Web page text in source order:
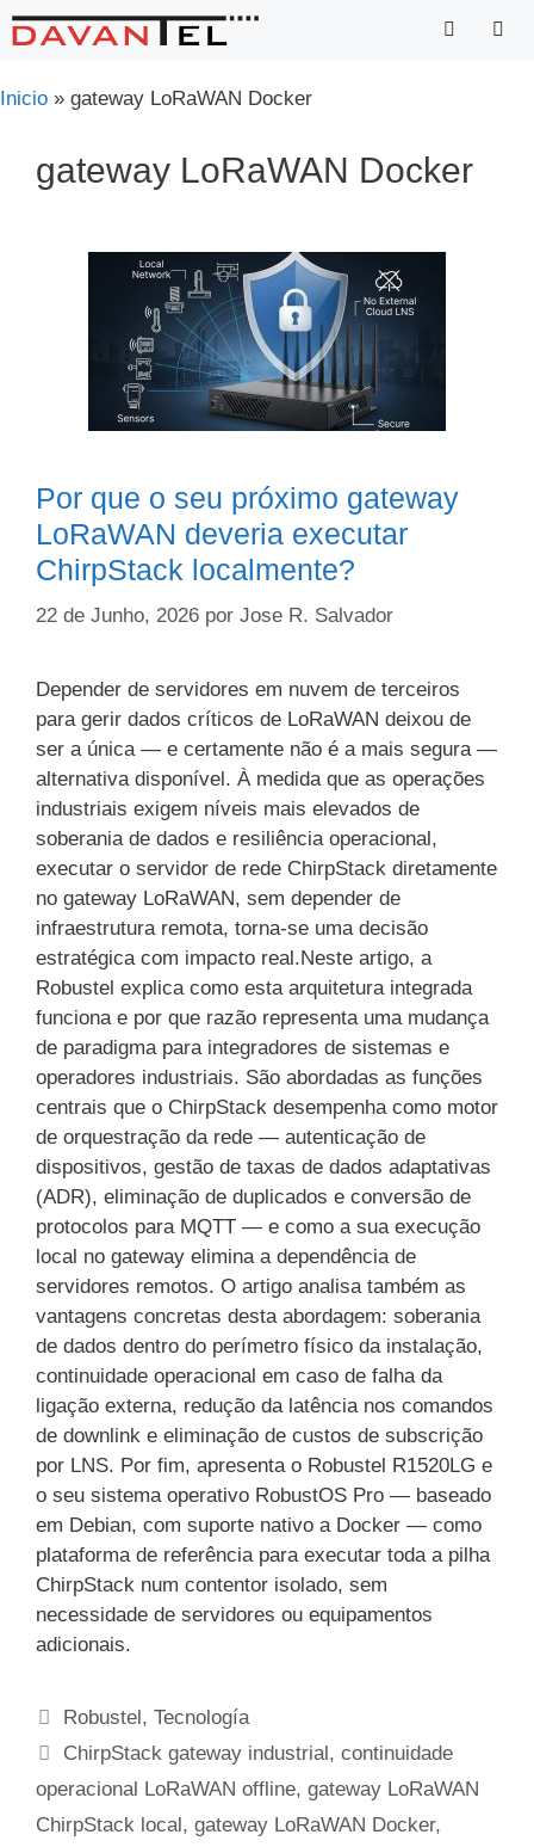
Saltar
para
conteúdo
Inicio » gateway LoRaWAN Docker
gateway LoRaWAN Docker
Por que o seu próximo gateway
LoRaWAN deveria executar
ChirpStack localmente?
22 de Junho, 2026 por Jose R. Salvador
Depender de servidores em nuvem de terceiros
para gerir dados críticos de LoRaWAN deixou de
ser a única — e certamente não é a mais segura —
alternativa disponível. À medida que as operações
industriais exigem níveis mais elevados de
soberania de dados e resiliência operacional,
executar o servidor de rede ChirpStack diretamente
no gateway LoRaWAN, sem depender de
infraestrutura remota, torna-se uma decisão
estratégica com impacto real.Neste artigo, a
Robustel explica como esta arquitetura integrada
funciona e por que razão representa uma mudança
de paradigma para integradores de sistemas e
operadores industriais. São abordadas as funções
centrais que o ChirpStack desempenha como motor
de orquestração da rede — autenticação de
dispositivos, gestão de taxas de dados adaptativas
(ADR), eliminação de duplicados e conversão de
protocolos para MQTT — e como a sua execução
local no gateway elimina a dependência de
servidores remotos. O artigo analisa também as
vantagens concretas desta abordagem: soberania
de dados dentro do perímetro físico da instalação,
continuidade operacional em caso de falha da
ligação externa, redução da latência nos comandos
de downlink e eliminação de custos de subscrição
por LNS. Por fim, apresenta o Robustel R1520LG e
o seu sistema operativo RobustOS Pro — baseado
em Debian, com suporte nativo a Docker — como
plataforma de referência para executar toda a pilha
ChirpStack num contentor isolado, sem
necessidade de servidores ou equipamentos
adicionais.
Categorias
Robustel,Tecnología
Etiquetas
ChirpStack gateway industrial,continuidade
operacional LoRaWAN offline, gateway LoRaWAN
ChirpStack local, gateway LoRaWAN Docker,